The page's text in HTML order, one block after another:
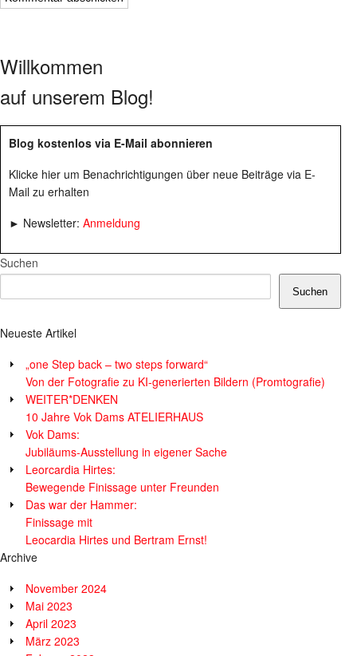
Willkommen
auf unserem Blog!
Blog kostenlos via E-Mail abonnieren
Klicke hier um Benachrichtigungen über neue Beiträge via E-
Mail zu erhalten
► Newsletter: Anmeldung
Suchen
Suchen
Neueste Artikel
„one Step back – two steps forward“
Von der Fotografie zu KI-generierten Bildern (Promtografie)
WEITER*DENKEN
10 Jahre Vok Dams ATELIERHAUS
Vok Dams:
Jubiläums-Ausstellung in eigener Sache
Leorcardia Hirtes:
Bewegende Finissage unter Freunden
Das war der Hammer:
Finissage mit
Leocardia Hirtes und Bertram Ernst!
Archive
November 2024
Mai 2023
April 2023
März 2023